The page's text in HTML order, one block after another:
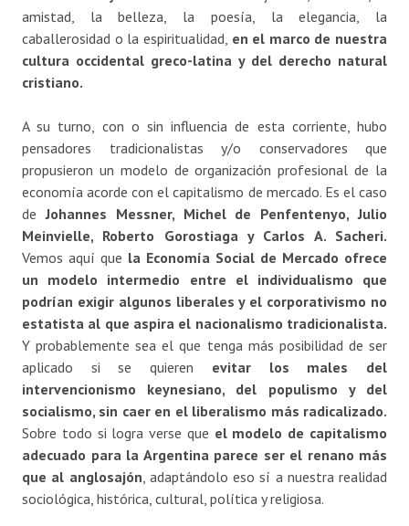
amistad, la belleza, la poesía, la elegancia, la
caballerosidad o la espiritualidad, en el marco de nuestra
cultura occidental greco-latina y del derecho natural
cristiano.
A su turno, con o sin influencia de esta corriente, hubo
pensadores tradicionalistas y/o conservadores que
propusieron un modelo de organización profesional de la
economía acorde con el capitalismo de mercado. Es el caso
de Johannes Messner, Michel de Penfentenyo, Julio
Meinvielle, Roberto Gorostiaga y Carlos A. Sacheri.
Vemos aquí que la Economía Social de Mercado ofrece
un modelo intermedio entre el individualismo que
podrían exigir algunos liberales y el corporativismo no
estatista al que aspira el nacionalismo tradicionalista.
Y probablemente sea el que tenga más posibilidad de ser
aplicado si se quieren evitar los males del
intervencionismo keynesiano, del populismo y del
socialismo, sin caer en el liberalismo más radicalizado.
Sobre todo si logra verse que el modelo de capitalismo
adecuado para la Argentina parece ser el renano más
que al anglosajón , adaptándolo eso sí a nuestra realidad
sociológica, histórica, cultural, política y religiosa.